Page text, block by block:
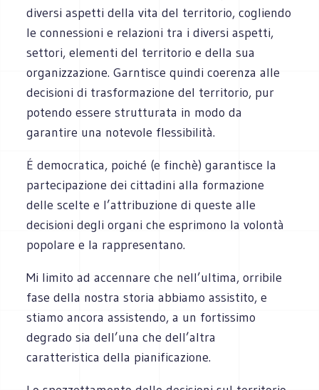
diversi aspetti della vita del territorio, cogliendo
le connessioni e relazioni tra i diversi aspetti,
settori, elementi del territorio e della sua
organizzazione. Garntisce quindi coerenza alle
decisioni di trasformazione del territorio, pur
potendo essere strutturata in modo da
garantire una notevole flessibilità.
É democratica, poiché (e finchè) garantisce la
partecipazione dei cittadini alla formazione
delle scelte e l’attribuzione di queste alle
decisioni degli organi che esprimono la volontà
popolare e la rappresentano.
Mi limito ad accennare che nell’ultima, orribile
fase della nostra storia abbiamo assistito, e
stiamo ancora assistendo, a un fortissimo
degrado sia dell’una che dell’altra
caratteristica della pianificazione.